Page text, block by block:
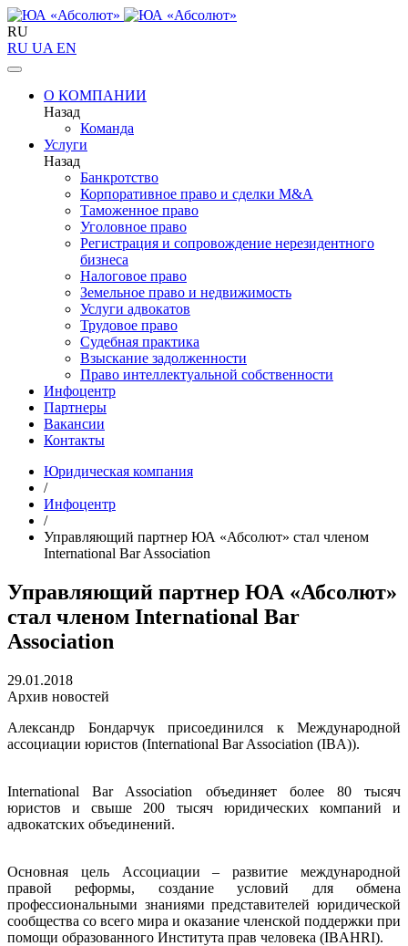
RU
RU UA EN
О КОМПАНИИ
Назад
Команда
Услуги
Назад
Банкротство
Корпоративное право и сделки M&A
Таможенное право
Уголовное право
Регистрация и сопровождение нерезидентного
бизнеса
Налоговое право
Земельное право и недвижимость
Услуги адвокатов
Трудовое право
Судебная практика
Взыскание задолженности
Право интеллектуальной собственности
Инфоцентр
Партнеры
Вакансии
Контакты
Юридическая компания
/
Инфоцентр
/
Управляющий партнер ЮА «Абсолют» стал членом
International Bar Association
Управляющий партнер ЮА «Абсолют»
стал членом International Bar
Association
29.01.2018
Архив новостей
Александр Бондарчук присоединился к Международной
ассоциации юристов (International Bar Association (IBA)).
International Bar Association объединяет более 80 тысяч
юристов и свыше 200 тысяч юридических компаний и
адвокатских объединений.
Основная цель Ассоциации – развитие международной
правой реформы, создание условий для обмена
профессиональными знаниями представителей юридической
сообщества со всего мира и оказание членской поддержки при
помощи образованного Института прав человека (IBAHRI).